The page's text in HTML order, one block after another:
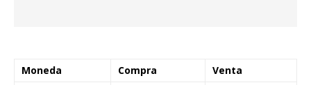
Moneda Compra
Venta